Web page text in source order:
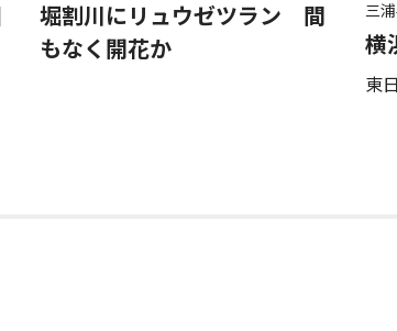
堀割川にリュウゼツラン 間
もなく開花か
三
横
東